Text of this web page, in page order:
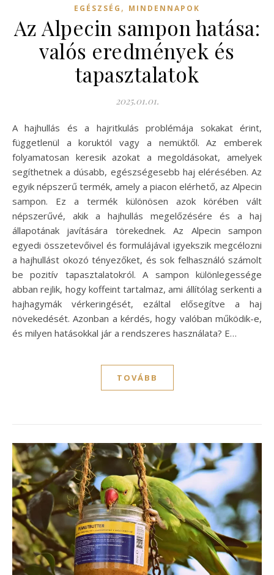
EGÉSZSÉG , MINDENNAPOK
Az Alpecin sampon hatása:
valós eredmények és
tapasztalatok
2025.01.01.
A hajhullás és a hajritkulás problémája sokakat érint,
függetlenül a koruktól vagy a nemüktől. Az emberek
folyamatosan keresik azokat a megoldásokat, amelyek
segíthetnek a dúsabb, egészségesebb haj elérésében. Az
egyik népszerű termék, amely a piacon elérhető, az Alpecin
sampon. Ez a termék különösen azok körében vált
népszerűvé, akik a hajhullás megelőzésére és a haj
állapotának javítására törekednek. Az Alpecin sampon
egyedi összetevőivel és formulájával igyekszik megcélozni
a hajhullást okozó tényezőket, és sok felhasználó számolt
be pozitív tapasztalatokról. A sampon különlegessége
abban rejlik, hogy koffeint tartalmaz, ami állítólag serkenti a
hajhagymák vérkeringését, ezáltal elősegítve a haj
növekedését. Azonban a kérdés, hogy valóban működik-e,
és milyen hatásokkal jár a rendszeres használata? E…
TOVÁBB